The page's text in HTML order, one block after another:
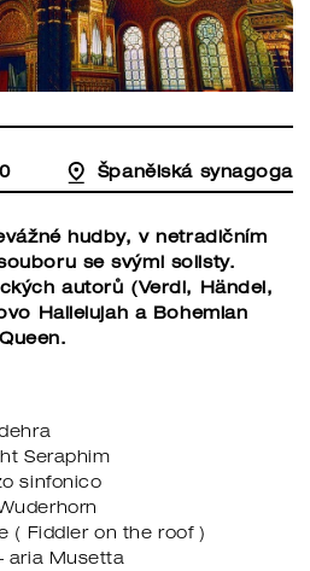
Španělská synagoga
hudby, v netradičním
se svými solisty.
autorů (Verdi, Händel,
Hallelujah a Bohemian
Seraphim
sinfonico
( Fiddler on the roof )
aria Musetta